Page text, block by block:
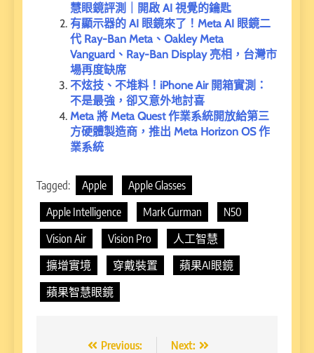
慧眼鏡評測｜開啟 AI 視覺的鑰匙
有顯示器的 AI 眼鏡來了！Meta AI 眼鏡二
代 Ray-Ban Meta、Oakley Meta
Vanguard、Ray-Ban Display 亮相，台灣市
場再度缺席
不炫技、不堆料！iPhone Air 開箱實測：
不是最強，卻又意外地討喜
Meta 將 Meta Quest 作業系統開放給第三
方硬體製造商，推出 Meta Horizon OS 作
業系統
Tagged: Apple
Apple Glasses
Apple Intelligence
Mark Gurman
N50
Vision Air
Vision Pro
人工智慧
擴增實境
穿戴裝置
蘋果AI眼鏡
蘋果智慧眼鏡
Previous:
Next: